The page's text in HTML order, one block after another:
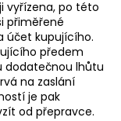
vyřízena, po této
přiměřené
účet kupujícího.
předem
dodatečnou lhůtu
na zaslání
je pak
od přepravce.